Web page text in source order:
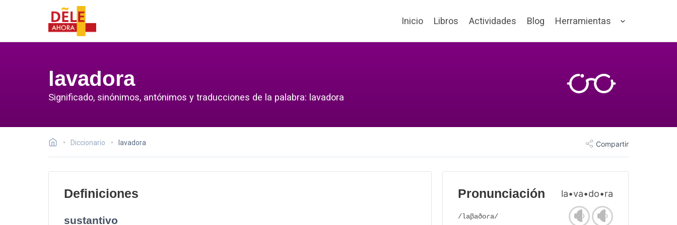
Inicio Libros Actividades Blog Herramientas
lavadora
Significado, sinónimos, antónimos y traducciones de la palabra: lavadora
Diccionario lavadora Compartir
Definiciones
sustantivo
Pronunciación la•va•do•ra
/laβaðoɾa/